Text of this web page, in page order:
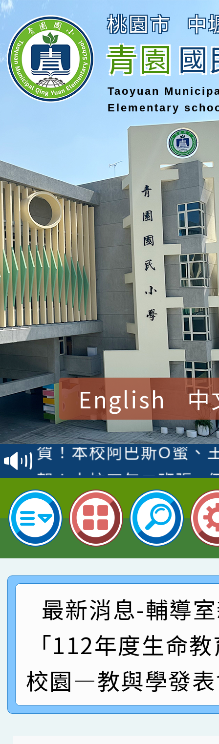
桃園市 中
青園國
Taoyuan
Elementary
English 中
賀！本校參加桃園市中
賽 洪綺君教師榮獲社
名
賀！本校阿巴斯O蜜、
倩參加桃園市科展 國
名 指導老師王老師、
賀！本校四年二班張O
園市英語競賽國小朗讀
指導老師林老師
賀！本校參加桃園市中
賽 劉文瑛教師榮獲教
臺灣台語-第二名
賀！本校參與2026世
市賽榮獲科學小創客佳
創客第三名。
賀！本校參加桃園市中
賽 洪綺君教師榮獲社
名
賀！本校阿巴斯O蜜、
倩參加桃園市科展 國
名 指導老師王老師、
賀！本校四年二班張O
園市英語競賽國小朗讀
指導老師林老師
賀！本校參加桃園市中
賽 劉文瑛教師榮獲教
臺灣台語-第二名
賀！本校參與2026世
市賽榮獲科學小創客佳
最新消息-輔導
「112年度生命
校園—教與學發